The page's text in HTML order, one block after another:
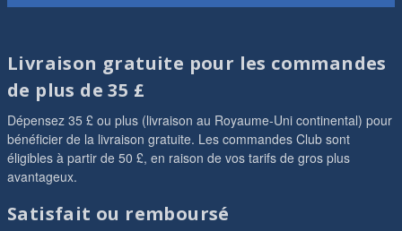
Livraison gratuite pour les commandes
de plus de 35 £
Dépensez 35 £ ou plus (livraison au Royaume-Uni continental) pour
bénéficier de la livraison gratuite. Les commandes Club sont
éligibles à partir de 50 £, en raison de vos tarifs de gros plus
avantageux.
Satisfait ou remboursé